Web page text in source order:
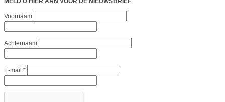
MELD U HIER AAN VOOR DE NIEUWSBRIEF
Voornaam
Achternaam
E-mail *